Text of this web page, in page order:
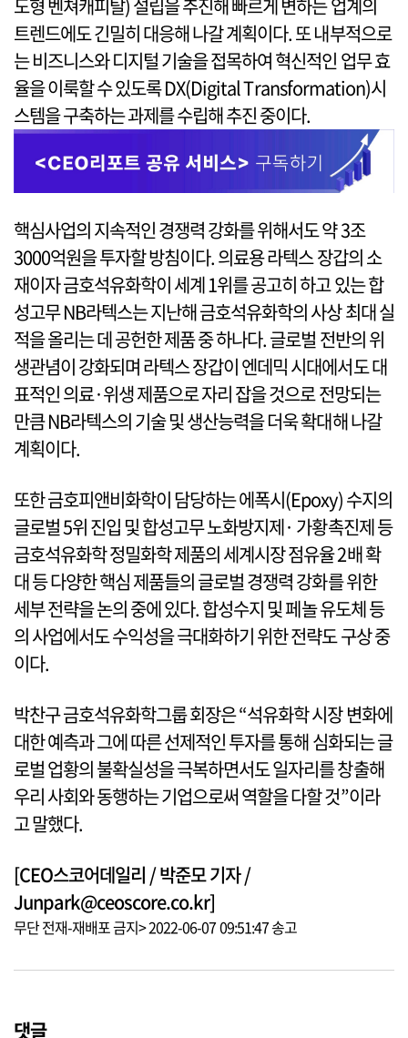
도형 벤쳐캐피탈) 설립을 추진해 빠르게 변하는 업계의
트렌드에도 긴밀히 대응해 나갈 계획이다. 또 내부적으로
는 비즈니스와 디지털 기술을 접목하여 혁신적인 업무 효
율을 이룩할 수 있도록 DX(Digital Transformation)시
스템을 구축하는 과제를 수립해 추진 중이다.
핵심사업의 지속적인 경쟁력 강화를 위해서도 약 3조
3000억원을 투자할 방침이다. 의료용 라텍스 장갑의 소
재이자 금호석유화학이 세계 1위를 공고히 하고 있는 합
성고무 NB라텍스는 지난해 금호석유화학의 사상 최대 실
적을 올리는 데 공헌한 제품 중 하나다. 글로벌 전반의 위
생관념이 강화되며 라텍스 장갑이 엔데믹 시대에서도 대
표적인 의료·위생 제품으로 자리 잡을 것으로 전망되는
만큼 NB라텍스의 기술 및 생산능력을 더욱 확대해 나갈
계획이다.
또한 금호피앤비화학이 담당하는 에폭시(Epoxy) 수지의
글로벌 5위 진입 및 합성고무 노화방지제· 가황촉진제 등
금호석유화학 정밀화학 제품의 세계시장 점유율 2배 확
대 등 다양한 핵심 제품들의 글로벌 경쟁력 강화를 위한
세부 전략을 논의 중에 있다. 합성수지 및 페놀 유도체 등
의 사업에서도 수익성을 극대화하기 위한 전략도 구상 중
이다.
박찬구 금호석유화학그룹 회장은 “석유화학 시장 변화에
대한 예측과 그에 따른 선제적인 투자를 통해 심화되는 글
로벌 업황의 불확실성을 극복하면서도 일자리를 창출해
우리 사회와 동행하는 기업으로써 역할을 다할 것”이라
고 말했다.
[CEO스코어데일리 / 박준모 기자 /
Junpark@ceoscore.co.kr]
무단 전재-재배포 금지> 2022-06-07 09:51:47 송고
댓글